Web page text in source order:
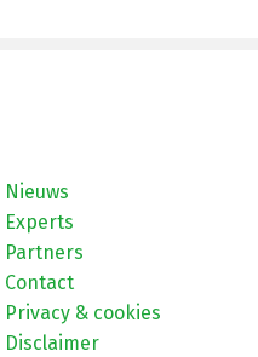
Nieuws
Experts
Partners
Contact
Privacy & cookies
Disclaimer